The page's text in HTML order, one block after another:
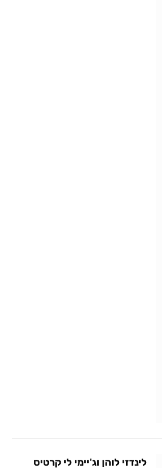
לינדזי לוהן וג'יימי לי קרטיס